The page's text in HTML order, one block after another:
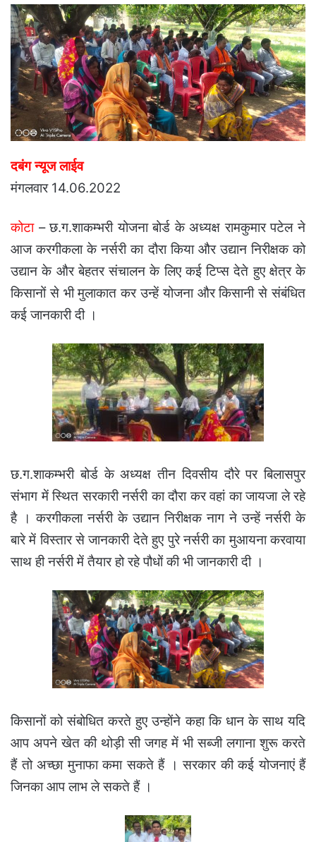
email
दबंग न्यूज लाईव
मंगलवार 14.06.2022
कोटा– छ.ग.शाकम्भरी योजना बोर्ड के अध्यक्ष रामकुमार पटेल ने
आज करगीकला के नर्सरी का दौरा किया और उद्यान निरीक्षक को
उद्यान के और बेहतर संचालन के लिए कई टिप्स देते हुए क्षेत्र के
किसानों से भी मुलाकात कर उन्हें योजना और किसानी से संबंधित
कई जानकारी दी ।
छ.ग.शाकम्भरी बोर्ड के अध्यक्ष तीन दिवसीय दौरे पर बिलासपुर
संभाग में स्थित सरकारी नर्सरी का दौरा कर वहां का जायजा ले रहे
है । करगीकला नर्सरी के उद्यान निरीक्षक नाग ने उन्हें नर्सरी के
बारे में विस्तार से जानकारी देते हुए पुरे नर्सरी का मुआयना करवाया
साथ ही नर्सरी में तैयार हो रहे पौधों की भी जानकारी दी ।
किसानों को संबोधित करते हुए उन्होंने कहा कि धान के साथ यदि
आप अपने खेत की थोड़ी सी जगह में भी सब्जी लगाना शुरू करते
हैं तो अच्छा मुनाफा कमा सकते हैं । सरकार की कई योजनाएं हैं
जिनका आप लाभ ले सकते हैं ।